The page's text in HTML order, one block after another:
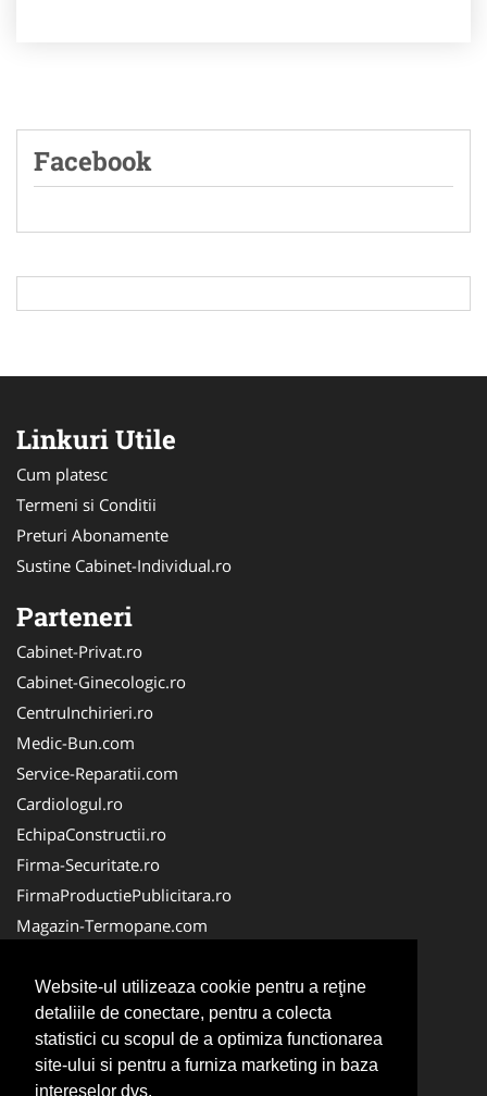
Website-ul utilizeaza cookie pentru a reţine
detaliile de conectare, pentru a colecta
statistici cu scopul de a optimiza functionarea
site-ului si pentru a furniza marketing in baza
intereselor dvs.
Facebook
Linkuri Utile
Cum platesc
Termeni si Conditii
Preturi Abonamente
Sustine Cabinet-Individual.ro
Parteneri
Cabinet-Privat.ro
Cabinet-Ginecologic.ro
CentruInchirieri.ro
Medic-Bun.com
Service-Reparatii.com
Cardiologul.ro
EchipaConstructii.ro
Firma-Securitate.ro
FirmaProductiePublicitara.ro
Magazin-Termopane.com
CramaVinuri.ro
FirmaTractariAuto.ro
InstalatiiSolare.com
Pescaresc.ro